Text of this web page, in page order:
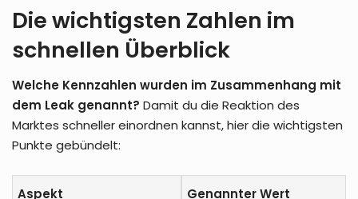
Die wichtigsten Zahlen im
schnellen Überblick
Welche Kennzahlen wurden im Zusammenhang mit
dem Leak genannt? Damit du die Reaktion des
Marktes schneller einordnen kannst, hier die wichtigsten
Punkte gebündelt:
Aspekt Genannter Wert